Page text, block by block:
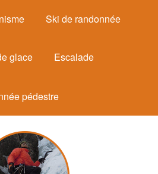
Ski de randonnée
glace Escalade
pédestre